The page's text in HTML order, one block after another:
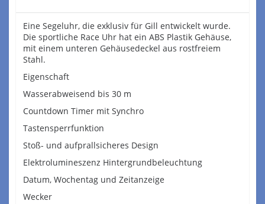
Eine Segeluhr, die exklusiv für Gill entwickelt wurde.
Die sportliche Race Uhr hat ein ABS Plastik Gehäuse,
mit einem unteren Gehäusedeckel aus rostfreiem
Stahl.
Eigenschaft
Wasserabweisend bis 30 m
Countdown Timer mit Synchro
Tastensperrfunktion
Stoß- und aufprallsicheres Design
Elektrolumineszenz Hintergrundbeleuchtung
Datum, Wochentag und Zeitanzeige
Wecker